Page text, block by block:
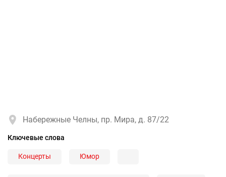
Набережные Челны, пр. Мира, д. 87/22
Ключевые слова
Концерты Юмор